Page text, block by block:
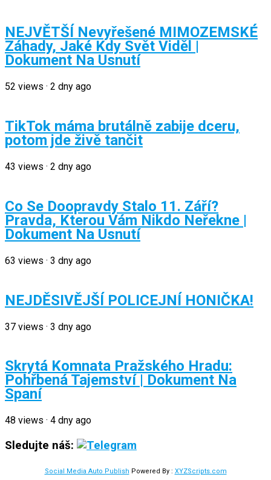
NEJVĚTŠÍ Nevyřešené MIMOZEMSKÉ
Záhady, Jaké Kdy Svět Viděl |
Dokument Na Usnutí
52 views · 2 dny ago
TikTok máma brutálně zabije dceru,
potom jde živě tančit
43 views · 2 dny ago
Co Se Doopravdy Stalo 11. Září?
Pravda, Kterou Vám Nikdo Neřekne |
Dokument Na Usnutí
63 views · 3 dny ago
NEJDĚSIVĚJŠÍ POLICEJNÍ HONIČKA!
37 views · 3 dny ago
Skrytá Komnata Pražského Hradu:
Pohřbená Tajemství | Dokument Na
Spaní
48 views · 4 dny ago
Sledujte náš:
Social Media Auto Publish Powered By : XYZScripts.com